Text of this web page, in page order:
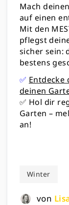
Mach
auf einen
Mit den
pflegst
sicher sein:
bestens
✅ Entdecke
deinen
✅ Hol dir
Garten –
an!
Winter
von